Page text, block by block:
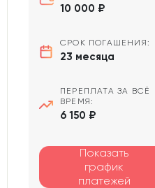
10 000 ₽
СРОК ПОГАШЕНИЯ:
23 месяца
ПЕРЕПЛАТА ЗА ВСЁ
ВРЕМЯ:
6 150 ₽
Показать
график
платежей